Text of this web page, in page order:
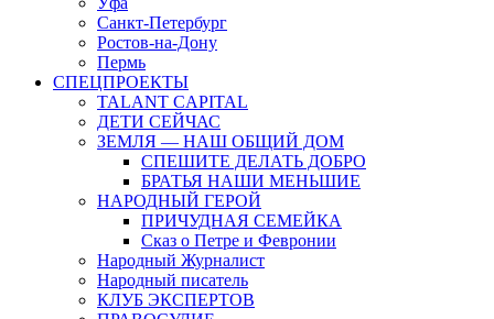
Санкт-Петербург
Ростов-на-Дону
Пермь
СПЕЦПРОЕКТЫ
TALANT CAPITAL
ДЕТИ СЕЙЧАС
ЗЕМЛЯ — НАШ ОБЩИЙ ДОМ
СПЕШИТЕ ДЕЛАТЬ ДОБРО
БРАТЬЯ НАШИ МЕНЬШИЕ
НАРОДНЫЙ ГЕРОЙ
ПРИЧУДНАЯ СЕМЕЙКА
Сказ о Петре и Февронии
Народный Журналист
Народный писатель
КЛУБ ЭКСПЕРТОВ